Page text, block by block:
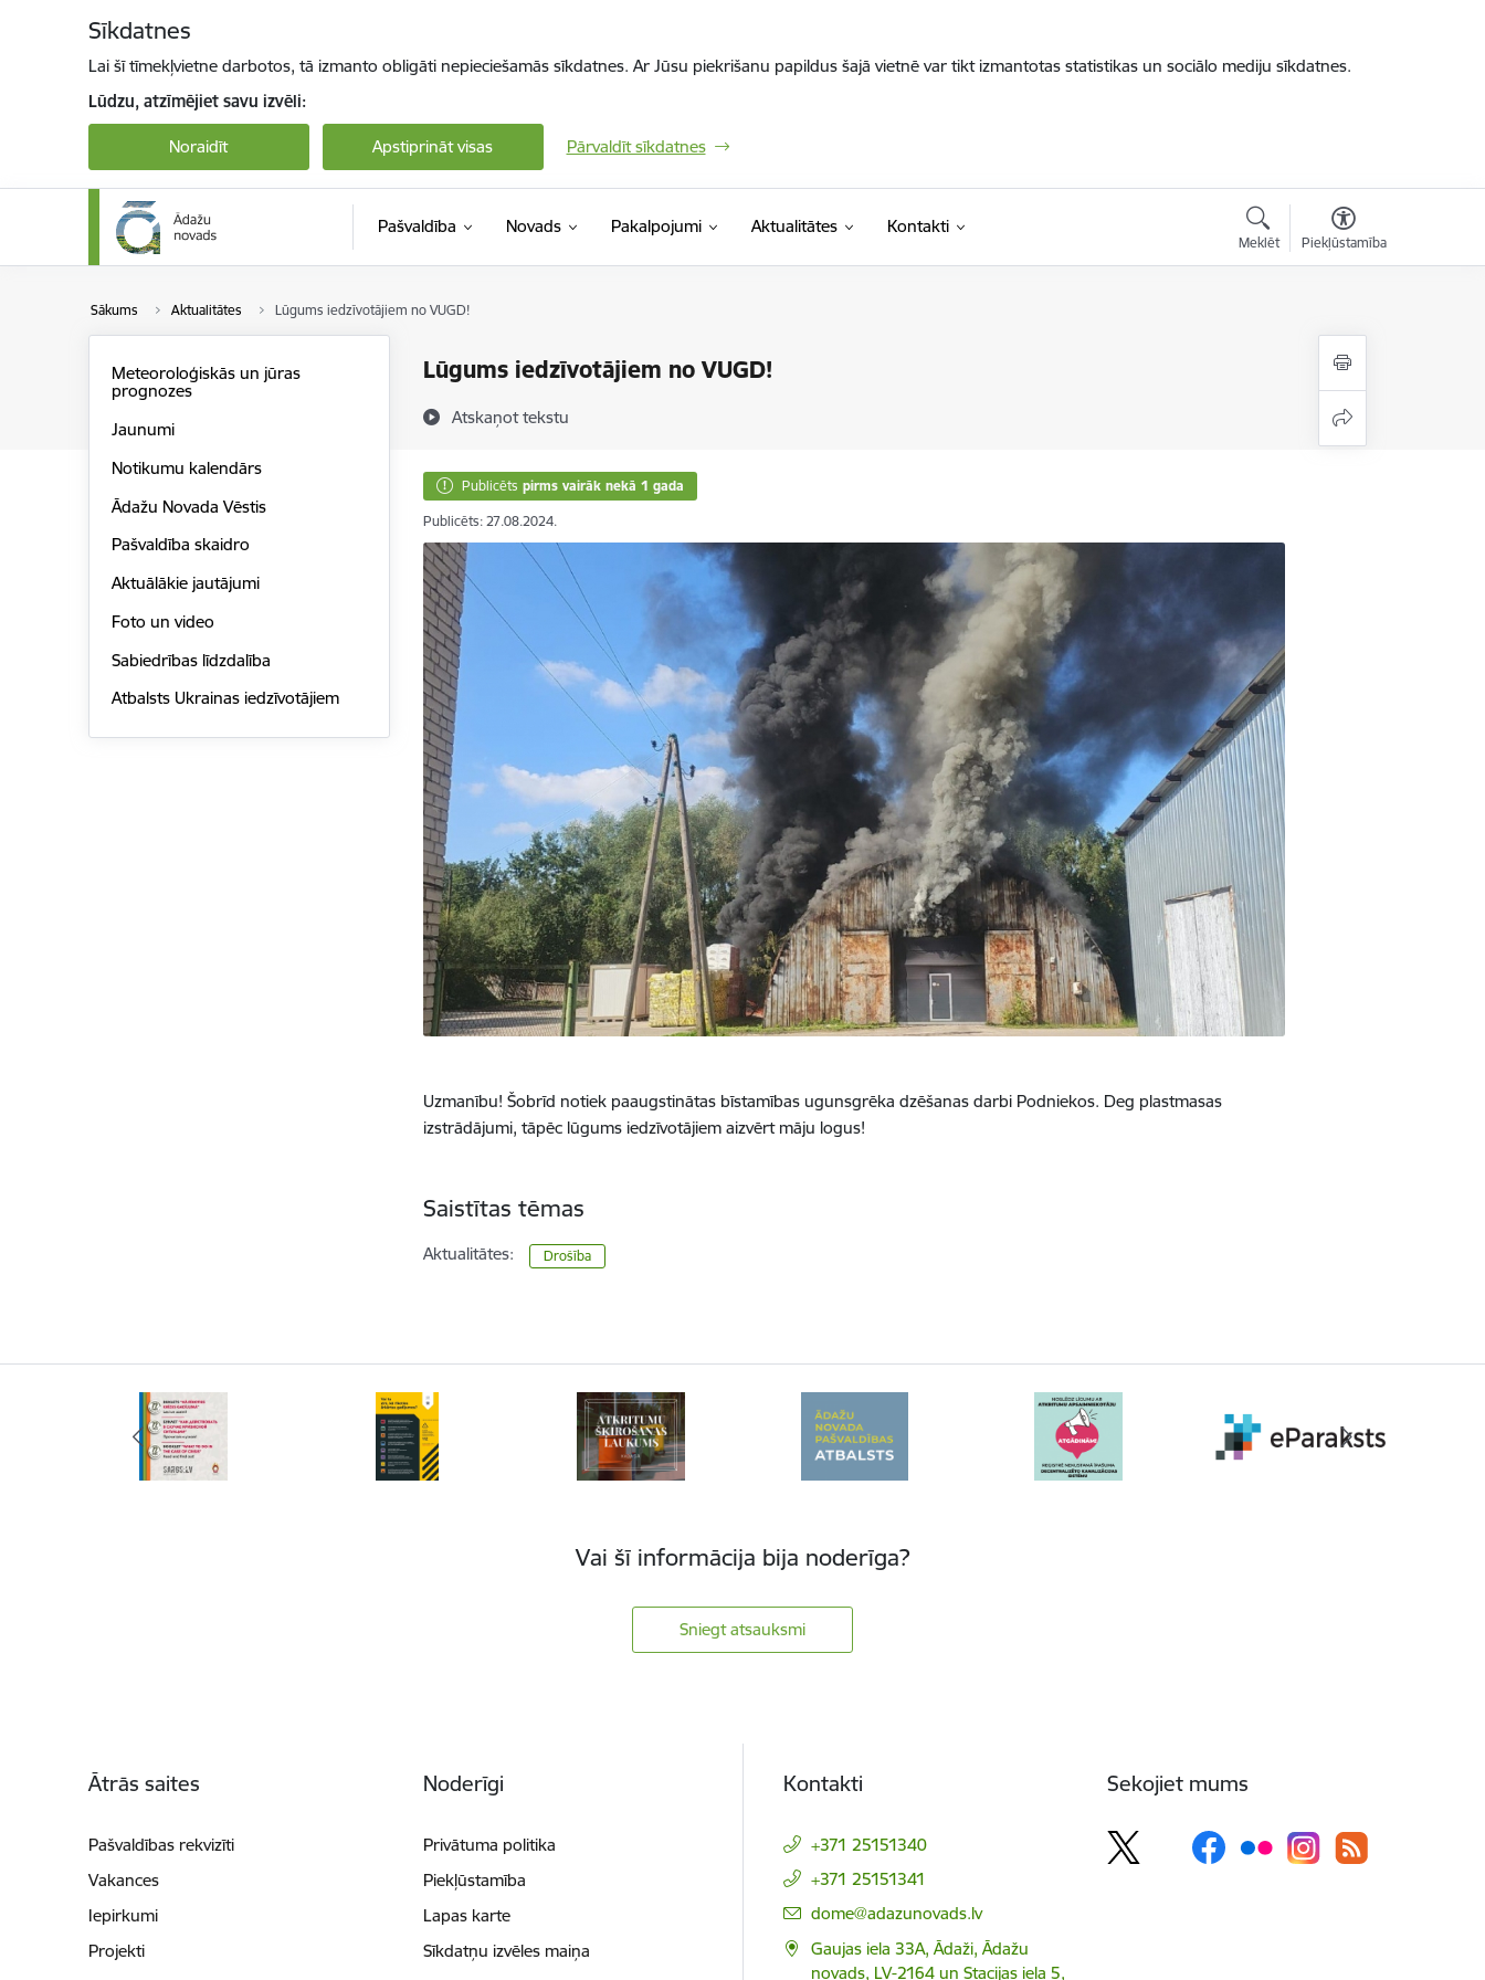
Sīkdatnes
Lai šī tīmekļvietne darbotos, tā izmanto obligāti nepieciešamās sīkdatnes. Ar Jūsu piekrišanu papildus šajā vietnē var tikt izmantotas statistikas un sociālo mediju sīkdatnes.
Lūdzu, atzīmējiet savu izvēli:
Noraidīt Apstiprināt visas Pārvaldīt sīkdatnes
Pašvaldība Novads Pakalpojumi Aktualitātes Kontakti
Meklēt Piekļūstamība
Sākums Aktualitātes Lūgums iedzīvotājiem no VUGD!
Lūgums iedzīvotājiem no VUGD!
Atskaņot tekstu
Meteoroloģiskās un jūras
prognozes
Jaunumi
Notikumu kalendārs
Ādažu Novada Vēstis
Pašvaldība skaidro
Aktuālākie jautājumi
Foto un video
Sabiedrības līdzdalība
Atbalsts Ukrainas iedzīvotājiem
Publicēts pirms vairāk nekā 1 gada
Publicēts: 27.08.2024.
Uzmanību! Šobrīd notiek paaugstinātas bīstamības ugunsgrēka dzēšanas darbi Podniekos. Deg plastmasas
izstrādājumi, tāpēc lūgums iedzīvotājiem aizvērt māju logus!
Saistītas tēmas
Aktualitātes: Drošība
Vai šī informācija bija noderīga?
Sniegt atsauksmi
Ātrās saites
Pašvaldības rekvizīti
Vakances
Iepirkumi
Projekti
Noderīgi
Privātuma politika
Piekļūstamība
Lapas karte
Sīkdatņu izvēles maiņa
Kontakti
+371 25151340
+371 25151341
E-pasts:
dome@adazunovads.lv
Gaujas iela 33A, Ādaži, Ādažu
novads, LV-2164 un Stacijas iela 5,
Sekojiet mums